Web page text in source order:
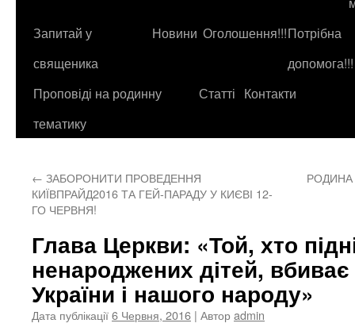
контенту
Запитай у
священика
Новини Оголошення!!!Потрібна
допомога!!!
Проповіді на родинну
тематику
Статті Контакти
← ЗАБОРОНИТИ ПРОВЕДЕННЯ
КИЇВПРАЙД2016 ТА ГЕЙ-ПАРАДУ У КИЄВІ 12-
ГО ЧЕРВНЯ!
Глава Церкви: «Той, хто
ненароджених дітей,
України і нашого народу»
Дата публікації6 Червня, 2016 | Авторadmin